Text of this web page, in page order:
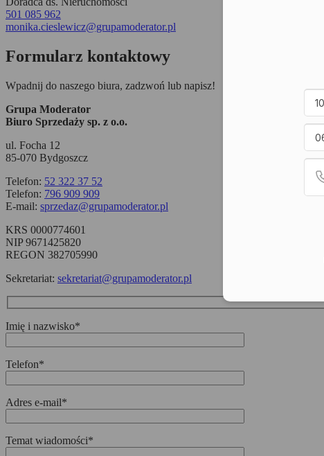
501 085 962
monika.cieslewicz@grupamoderator.pl
Formularz kontaktowy
Wpadnij do naszego biura, zadzwoń lub napisz!
Grupa Moderator
Biuro Sprzedaży sp. z o.o.
ul. Focha 12
85-070 Bydgoszcz
Telefon: 52 322 37 52
Telefon: 796 909 909
E-mail: sprzedaz@grupamoderator.pl
KRS 0000774601
NIP 9671425820
REGON 382705990
Sekretariat: sekretariat@grupamoderator.pl
Imię i nazwisko*
Telefon*
Adres e-mail*
Temat wiadomości*